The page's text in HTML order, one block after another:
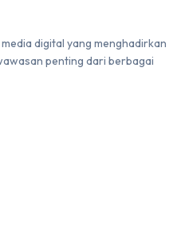
digital yang menghadirkan
penting dari berbagai